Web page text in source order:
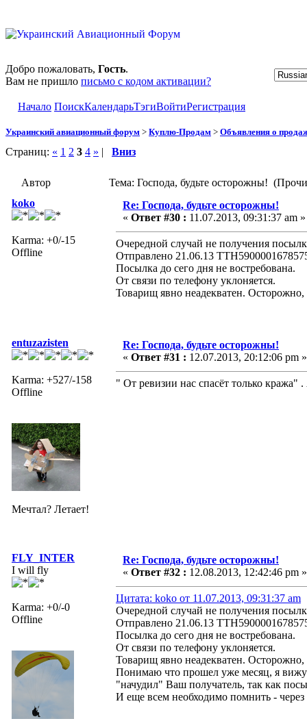
Добро пожаловать, Гость.
Вам не пришло письмо с кодом активации?
Начало ПоискКалендарьТэгиВойтиРегистрация
Украинский авиационный форум > Куплю-Продам > Объявления о
Страниц: « 1 2 3 4 » | Вниз
Автор
Тема: Господа, будьте осторожны!
koko
Karma: +0/-15
Offline
Re: Господа, будьте осторожны!
« Ответ #30 : 11.07.2013, 09:31:37 am »
Очередной случай не получения
Отправлено 21.06.13
Посылка до сего дня не востребована.
От связи по телефону уклоняется.
Товарищ явно неадекватен.
entuzazisten
Karma: +527/-158
Offline
Мечтал? Летает!
Re: Господа, будьте осторожны!
« Ответ #31 : 12.07.2013, 20:12:06 pm »
" От ревизии нас спасёт только кража"
FLY_INTER
I will fly
Karma: +0/-0
Offline
Re: Господа, будьте осторожны!
« Ответ #32 : 12.08.2013, 12:42:46 pm »
Цитата: koko от 11.07.2013, 09:31:37 am
Очередной случай не получения
Отправлено 21.06.13
Посылка до сего дня не востребована.
От связи по телефону уклоняется.
Товарищ явно неадекватен.
Понимаю что прошел уже месяц, я вижу
"начудил" Ваш получатель, так как
И еще всем необходимо помнить - через